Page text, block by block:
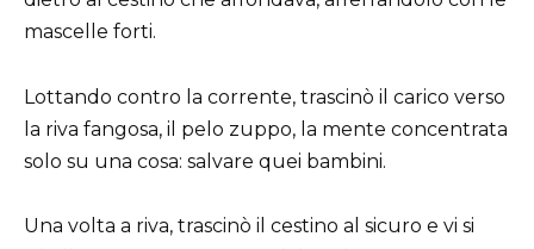
mascelle forti.
Lottando contro la corrente, trascinò il carico verso
la riva fangosa, il pelo zuppo, la mente concentrata
solo su una cosa: salvare quei bambini.
Una volta a riva, trascinò il cestino al sicuro e vi si